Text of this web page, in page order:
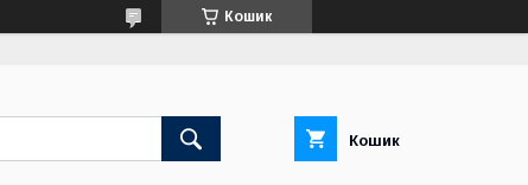
Кошик
Кошик